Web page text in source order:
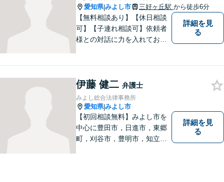
愛知県|みよし市 三好ヶ丘駅 から徒歩6分
【無料相談あり】【休日相談
可】【子連れ相談可】依頼者
様との対話に力を入れており
ださい。
詳細を見
る
伊藤 健二 弁護士
みよし総合法律事務所
愛知県|みよし市
【初回相談無料】みよし市を
中心に豊田市，日進市，東郷
町，刈谷市，豊明市，知立市
詳細を見
る